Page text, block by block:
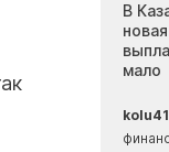
ничего не
В
мало